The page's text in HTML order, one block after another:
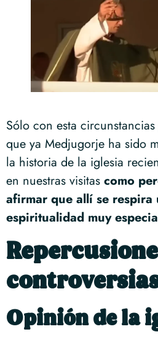
Sólo con esta
que ya Medjugorje ha sido
la historia de la iglesia
en nuestras visitas como
afirmar que allí se respira
espiritualidad muy
Opinión de la